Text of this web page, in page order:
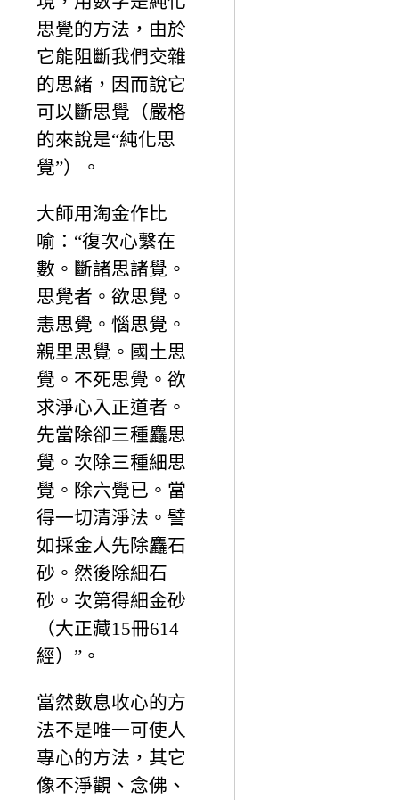
思覺的方法，由於
它能阻斷我們交雜
的思緒，因而說它
可以斷思覺（嚴格
的來說是“純化思
覺”）。
大師用淘金作比
喻：“復次心繫在
數。斷諸思諸覺。
思覺者。欲思覺。
恚思覺。惱思覺。
親里思覺。國土思
覺。不死思覺。欲
求淨心入正道者。
先當除卻三種麤思
覺。次除三種細思
覺。除六覺已。當
得一切清淨法。譬
如採金人先除麤石
砂。然後除細石
砂。次第得細金砂
（大正藏15冊614
經）”。
當然數息收心的方
法不是唯一可使人
專心的方法，其它
像不淨觀、念佛、